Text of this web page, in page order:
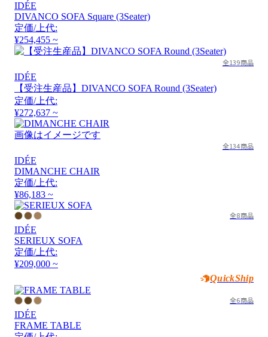
IDÉE
DIVANCO SOFA Square (3Seater)
定価/上代:
¥254,455 ~
全139商品
IDÉE
【受注生産品】DIVANCO SOFA Round (3Seater)
定価/上代:
¥272,637 ~
画像はイメージです
全134商品
IDÉE
DIMANCHE CHAIR
定価/上代:
¥86,183 ~
全8商品
IDÉE
SERIEUX SOFA
定価/上代:
¥209,000 ~
QuickShip
全6商品
IDÉE
FRAME TABLE